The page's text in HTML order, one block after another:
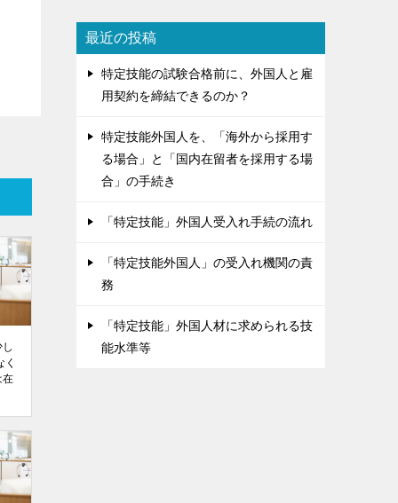
在
最近の投稿
特定技能の試験合格前に、外国人と雇
用契約を締結できるのか？
特定技能外国人を、「海外から採用す
る場合」と「国内在留者を採用する場
合」の手続き
「特定技能」外国人受入れ手続の流れ
「特定技能外国人」の受入れ機関の責
務
「特定技能」外国人材に求められる技
能水準等